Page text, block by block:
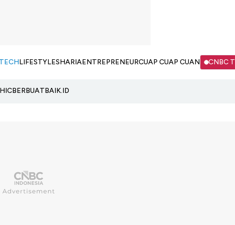
TECHLIFESTYLESHARIAENTREPRENEURCUAP CUAP CUAN CNBC
BERBUATBAIK.ID